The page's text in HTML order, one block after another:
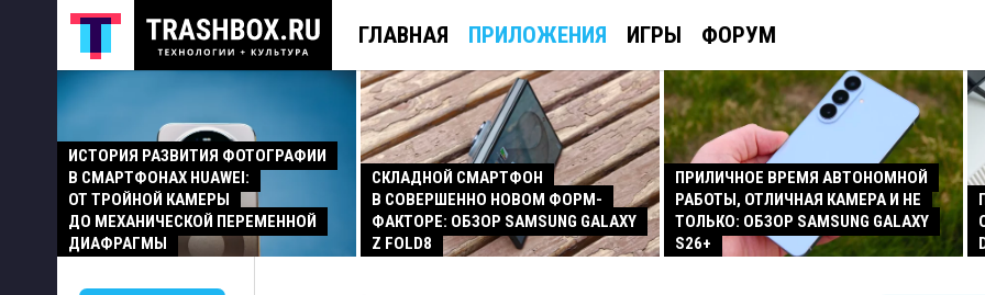
ГЛАВНАЯ ПРИЛОЖЕНИЯ ИГРЫ ФОРУМ
ИСТОРИЯ РАЗВИТИЯ ФОТОГРАФИИ
В СМАРТФОНАХ HUAWEI:
ОТ ТРОЙНОЙ КАМЕРЫ
ДО МЕХАНИЧЕСКОЙ ПЕРЕМЕННОЙ
ДИАФРАГМЫ
СКЛАДНОЙ СМАРТФОН
В СОВЕРШЕННО НОВОМ ФОРМ-
ФАКТОРЕ: ОБЗОР SAMSUNG GALAXY
Z FOLD8
ПРИЛИЧНОЕ ВРЕМЯ АВТОНОМНОЙ
РАБОТЫ, ОТЛИЧНАЯ КАМЕРА И НЕ
ТОЛЬКО: ОБЗОР SAMSUNG GALAXY
S26+